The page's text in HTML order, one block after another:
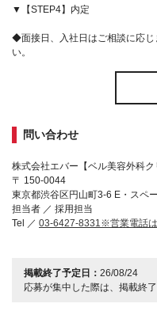
▼【STEP4】内定
◆面接日、入社日はご相談に応じ
い。
問い合わせ
株式会社エバー【ベル美容外科ク
〒 150-0044
東京都渋谷区円山町3-6 E・スペ
担当者 ／ 採用担当
Tel ／ 03-6427-8331※営業電話は
掲載終了予定日： 26/08/24
応募が集中した際は、掲載終